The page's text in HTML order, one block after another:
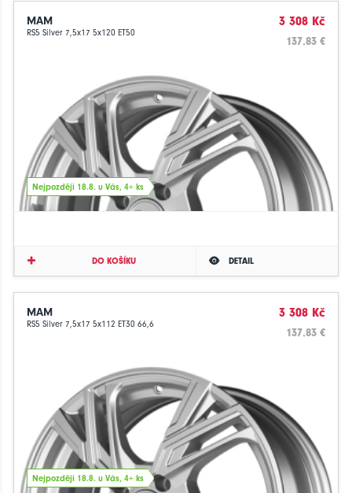
MAM
RS5 Silver 7,5x17 5x120 ET50
3 308 Kč
137.83 €
Nejpozději 18.8. u Vás, 4+ ks
DO KOŠÍKU DETAIL
MAM
RS5 Silver 7,5x17 5x112 ET30 66,6
3 308 Kč
137.83 €
Nejpozději 18.8. u Vás, 4+ ks